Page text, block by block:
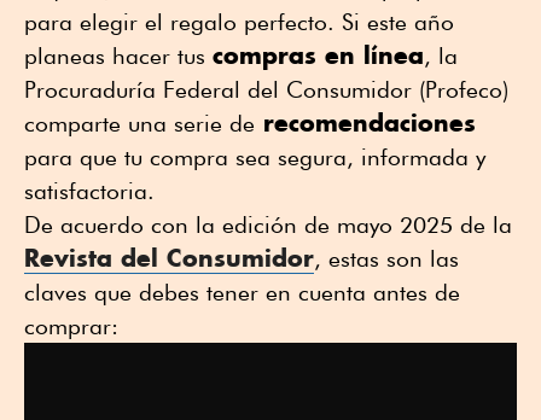
para elegir el regalo perfecto. Si este año
planeas hacer tus compras en línea, la
Procuraduría Federal del Consumidor (Profeco)
comparte una serie de recomendaciones
para que tu compra sea segura, informada y
satisfactoria.
De acuerdo con la edición de mayo 2025 de la
Revista del Consumidor, estas son las
claves que debes tener en cuenta antes de
comprar: